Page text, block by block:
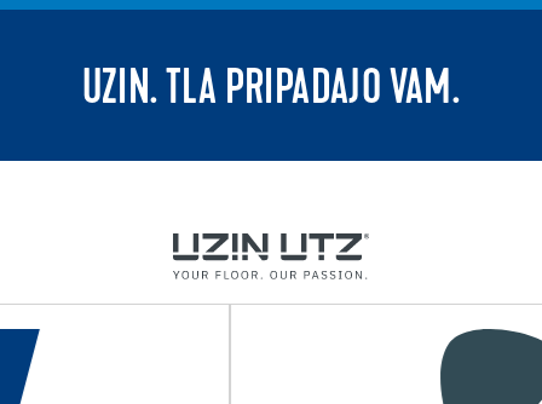
UZIN. TLA PRIPADAJO VAM.